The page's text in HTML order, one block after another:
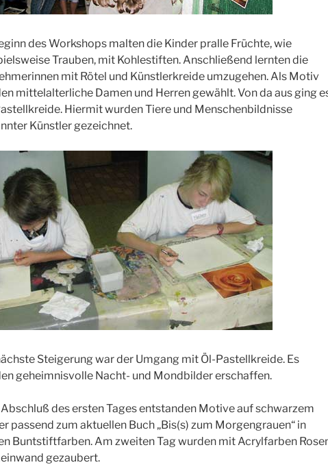
des Workshops malten die Kinder pralle Früchte, wie
Trauben, mit Kohlestiften. Anschließend lernten die
mit Rötel und Künstlerkreide umzugehen. Als Motiv
mittelalterliche Damen und Herren gewählt. Von da aus ging
Hiermit wurden Tiere und Menschenbildnisse
Künstler gezeichnet.
Steigerung war der Umgang mit Öl-Pastellkreide. Es
geheimnisvolle Nacht- und Mondbilder erschaffen.
des ersten Tages entstanden Motive auf schwarzem
passend zum aktuellen Buch „Bis(s) zum Morgengrauen“ in
Buntstiftfarben. Am zweiten Tag wurden mit Acrylfarben
gezaubert.